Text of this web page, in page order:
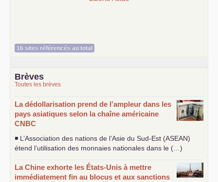
16 sites référencés au total
Brèves
Toutes les brèves
La dédollarisation prend de l’ampleur dans les
pays asiatiques selon la chaîne américaine
CNBC
◾ L’Association des nations de l’Asie du Sud-Est (ASEAN)
étend l’utilisation des monnaies nationales dans le (…)
La Chine exhorte les États-Unis à mettre
immédiatement fin au blocus et aux sanctions